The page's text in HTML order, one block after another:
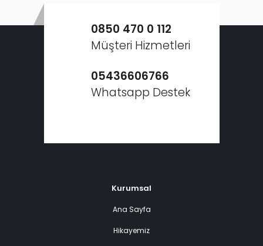
0850 470 0 112
Müşteri Hizmetleri
05436606766
Whatsapp Destek
Kurumsal
Ana Sayfa
Hikayemiz